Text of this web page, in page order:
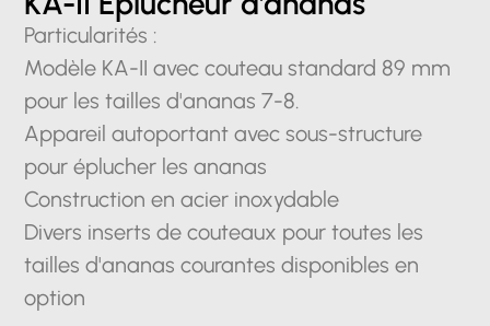
Particularités :
Modèle KA-II avec couteau standard 89 mm
pour les tailles d'ananas 7-8.
Appareil autoportant avec sous-structure
pour éplucher les ananas
Construction en acier inoxydable
Divers inserts de couteaux pour toutes les
tailles d'ananas courantes disponibles en
option